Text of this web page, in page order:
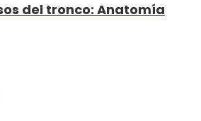
del tronco: Anatomía